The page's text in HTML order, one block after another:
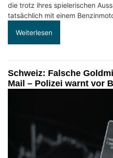
die trotz ihres spielerischen
tatsächlich mit einem
Weiterlesen
Schweiz: Falsche
Mail – Polizei warnt vor